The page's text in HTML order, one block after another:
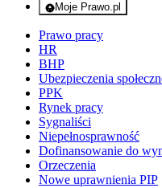
Moje Prawo.pl
- rejestracja i
Prawo pracy
HR
BHP
Ubezpieczenia
PPK
Rynek pracy
Sygnaliści
Niepełnosprawność
Dofinansowanie do
Orzeczenia
Nowe uprawnienia PIP